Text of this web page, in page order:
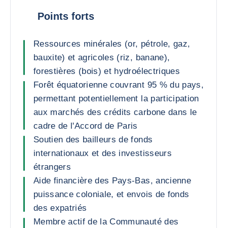
Points forts
Ressources minérales (or, pétrole, gaz,
bauxite) et agricoles (riz, banane),
forestières (bois) et hydroélectriques
Forêt équatorienne couvrant 95 % du pays,
permettant potentiellement la participation
aux marchés des crédits carbone dans le
cadre de l'Accord de Paris
Soutien des bailleurs de fonds
internationaux et des investisseurs
étrangers
Aide financière des Pays-Bas, ancienne
puissance coloniale, et envois de fonds
des expatriés
Membre actif de la Communauté des